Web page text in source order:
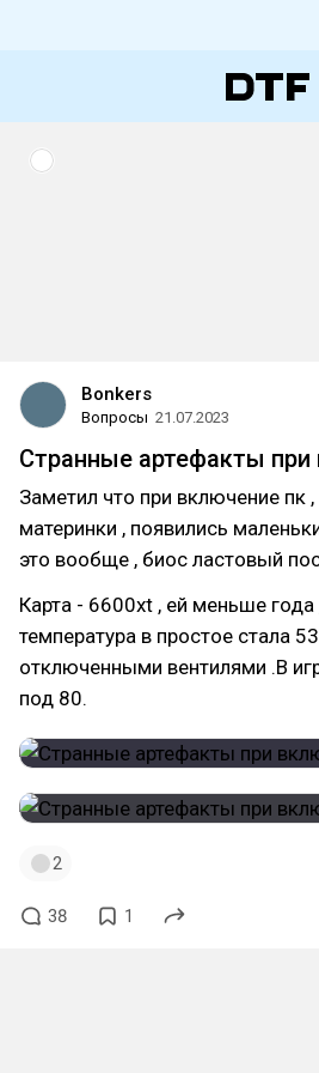
Bonkers
Вопросы 21.07.2023
Странные артефакты при
Заметил что при включение пк
материнки , появились
это вообще , биос ластовый
Карта - 6600xt , ей меньше
температура в простое стала
отключенными вентилями .В
под 80.
2
38 1